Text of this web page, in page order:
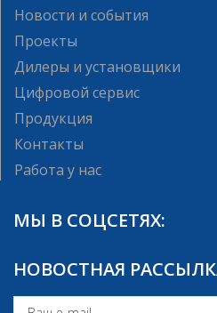
Новости и события
Проекты
Дилеры и установщики
Цифровой сервис
Продукция
Контакты
Работа у нас
МЫ В СОЦСЕТЯХ:
НОВОСТНАЯ